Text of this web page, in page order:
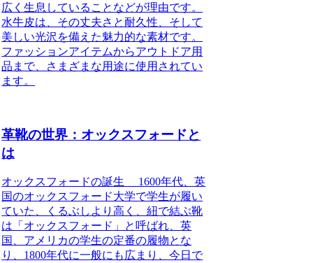
広く生息していることなどが理由です。
水牛皮は、その丈夫さと耐久性、そして
美しい光沢を備えた魅力的な素材です。
ファッションアイテムからアウトドア用
品まで、さまざまな用途に使用されてい
ます。
革靴の世界：オックスフォードと
は
オックスフォードの誕生 1600年代、英
国のオックスフォード大学で学生が履い
ていた、くるぶしより高く、紐で結ぶ靴
は「オックスフォード」と呼ばれ、英
国、アメリカの学生の定番の履物とな
り、1800年代に一般にも広まり、今日で